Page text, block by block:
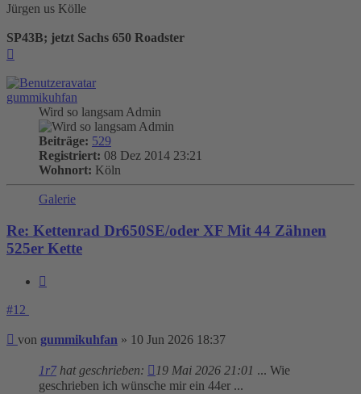
Jürgen us Kölle
SP43B; jetzt Sachs 650 Roadster
gummikuhfan
Wird so langsam Admin
Beiträge: 529
Registriert: 08 Dez 2014 23:21
Wohnort: Köln
Galerie
Re: Kettenrad Dr650SE/oder XF Mit 44 Zähnen
525er Kette
#12
Beitrag
von gummikuhfan » 10 Jun 2026 18:37
1r7hat geschrieben: 19 Mai 2026 21:01 ... Wie
geschrieben ich wünsche mir ein 44er ...